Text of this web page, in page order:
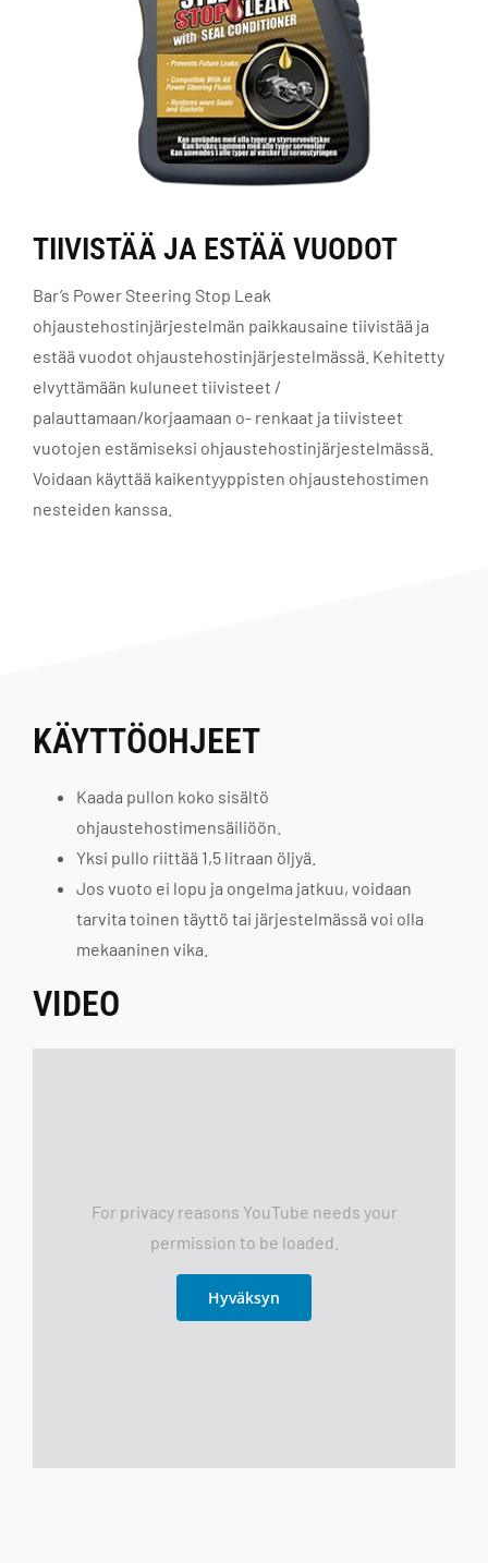
TIIVISTÄÄ JA ESTÄÄ VUODOT
Bar’s Power Steering Stop Leak
ohjaustehostinjärjestelmän paikkausaine tiivistää ja
estää vuodot ohjaustehostinjärjestelmässä. Kehitetty
elvyttämään kuluneet tiivisteet /
palauttamaan/korjaamaan o- renkaat ja tiivisteet
vuotojen estämiseksi ohjaustehostinjärjestelmässä.
Voidaan käyttää kaikentyyppisten ohjaustehostimen
nesteiden kanssa.
KÄYTTÖOHJEET
Kaada pullon koko sisältö
ohjaustehostimensäiliöön.
Yksi pullo riittää 1,5 litraan öljyä.
Jos vuoto ei lopu ja ongelma jatkuu, voidaan
tarvita toinen täyttö tai järjestelmässä voi olla
mekaaninen vika.
VIDEO
For privacy reasons YouTube needs your
permission to be loaded.
Hyväksyn